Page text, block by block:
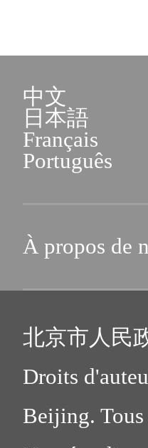
中文
日本語
Français
Português
À propos de
北京市人民
Droits
Beijing. Tous